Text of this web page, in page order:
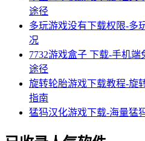
途径
多玩游戏没有下载权限-多
况
7732游戏盒子 下载-手机
途径
旋转轮胎游戏下载教程-旋
指南
猛犸汉化游戏下载-海量猛